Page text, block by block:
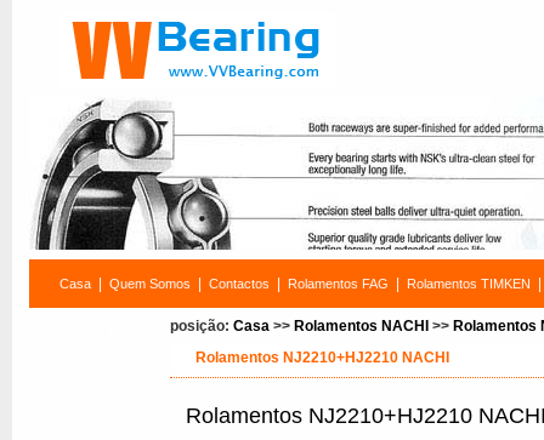
Casa Quem Somos Contactos Rolamentos FAG Rolamentos TIMKEN
posição: Casa >> Rolamentos NACHI >> Rolamentos
Rolamentos NJ2210+HJ2210 NACHI
Rolamentos NJ2210+HJ2210